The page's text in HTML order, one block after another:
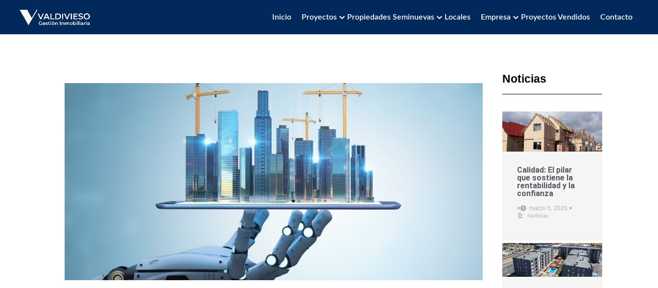
Inicio Proyectos Propiedades Seminuevas Locales Empresa Proyectos Vendidos Contacto
Noticias
Calidad: El pilar
que sostiene la
rentabilidad y la
confianza
• marzo 5, 2026 •
Noticias